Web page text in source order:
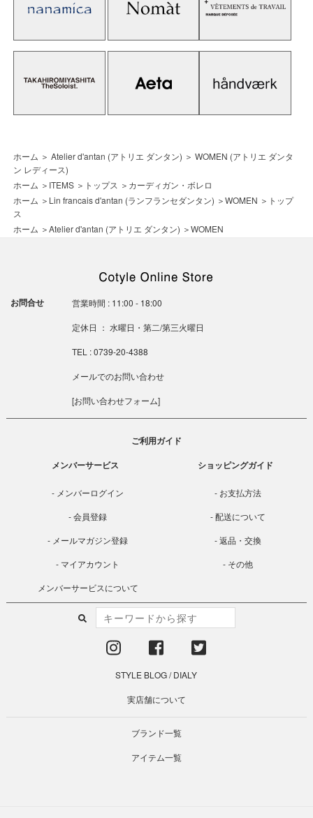
ホーム ＞ Atelier d'antan (アトリエ ダンタン) ＞ WOMEN (アトリエ ダンタ
ン レディース)
ホーム ＞ ITEMS ＞ トップス ＞ カーディガン・ボレロ
ホーム ＞ Lin francais d'antan (ランフランセダンタン) ＞WOMEN ＞ トップ
ス
ホーム ＞Atelier d'antan (アトリエ ダンタン) ＞WOMEN
お問合せ 営業時間 : 11:00 - 18:00
定休日 ： 水曜日・第二/第三火曜日
TEL : 0739-20-4388
メールでのお問い合わせ
[お問い合わせフォーム]
ご利用ガイド
メンバーサービス
メンバーログイン
会員登録
メールマガジン登録
マイアカウント
メンバーサービスについて
ショッピングガイド
お支払方法
配送について
返品・交換
その他
STYLE BLOG/DIALY
実店舗について
ブランド一覧
アイテム一覧